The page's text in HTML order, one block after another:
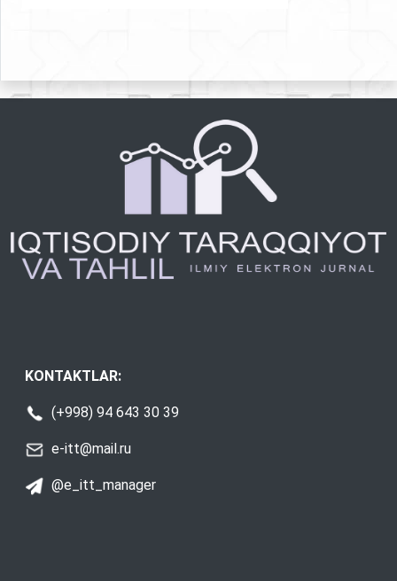
KONTAKTLAR:
(+998) 94 643 30 39
e-itt@mail.ru
@e_itt_manager